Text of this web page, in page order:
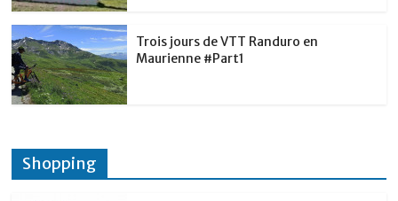
Trois jours de VTT Randuro en
Maurienne #Part1
Shopping